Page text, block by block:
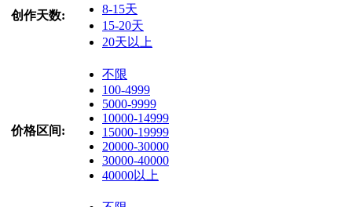
创作天数:
8-15天
15-20天
20天以上
价格区间:
不限
100-4999
5000-9999
10000-14999
15000-19999
20000-30000
30000-40000
40000以上